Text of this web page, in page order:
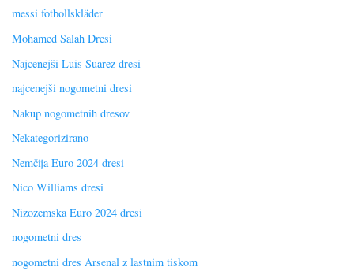
messi fotbollskläder
Mohamed Salah Dresi
Najcenejši Luis Suarez dresi
najcenejši nogometni dresi
Nakup nogometnih dresov
Nekategorizirano
Nemčija Euro 2024 dresi
Nico Williams dresi
Nizozemska Euro 2024 dresi
nogometni dres
nogometni dres Arsenal z lastnim tiskom